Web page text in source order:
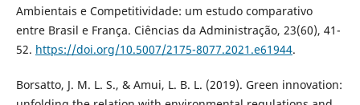
Ambientais e Competitividade: um estudo comparativo
entre Brasil e França. Ciências da Administração, 23(60), 41-
52. https://doi.org/10.5007/2175-8077.2021.e61944.
Borsatto, J. M. L. S., & Amui, L. B. L. (2019). Green innovation: